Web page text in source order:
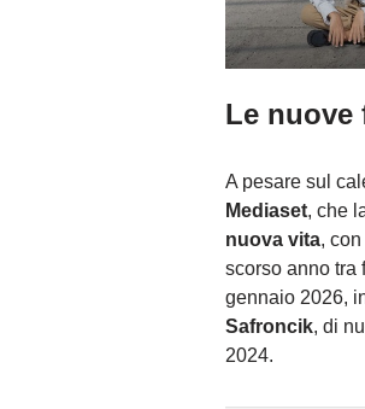
Le nuove
A pesare sul
Mediaset, che
nuova vita, con
scorso anno tra
gennaio 2026,
Safroncik, di
2024.